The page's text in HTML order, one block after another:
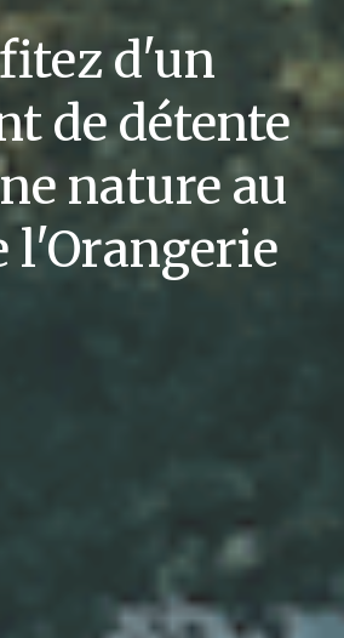
d'un
de détente
nature au
l'Orangerie